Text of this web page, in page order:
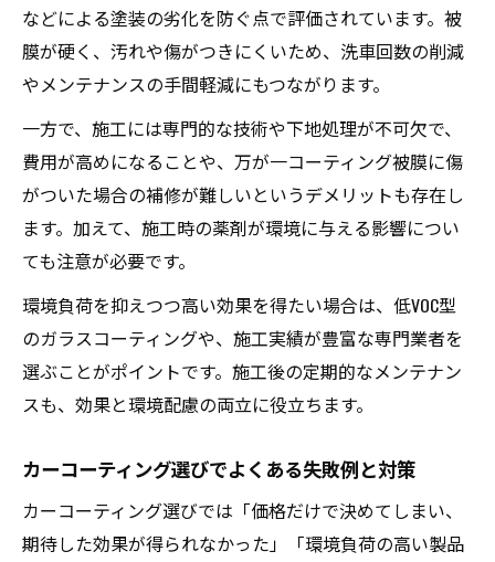
などによる塗装の劣化を防ぐ点で評価されています。被
膜が硬く、汚れや傷がつきにくいため、洗車回数の削減
やメンテナンスの手間軽減にもつながります。
一方で、施工には専門的な技術や下地処理が不可欠で、
費用が高めになることや、万が一コーティング被膜に傷
がついた場合の補修が難しいというデメリットも存在し
ます。加えて、施工時の薬剤が環境に与える影響につい
ても注意が必要です。
環境負荷を抑えつつ高い効果を得たい場合は、低VOC型
のガラスコーティングや、施工実績が豊富な専門業者を
選ぶことがポイントです。施工後の定期的なメンテナン
スも、効果と環境配慮の両立に役立ちます。
カーコーティング選びでよくある失敗例と対策
カーコーティング選びでは「価格だけで決めてしまい、
期待した効果が得られなかった」「環境負荷の高い製品